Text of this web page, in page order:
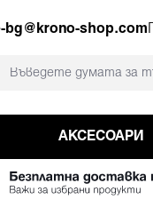
bg@krono-shop.com
АКСЕСОАРИ